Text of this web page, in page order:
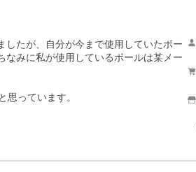
たが、自分が今まで使用していたボー
なみに私が使用しているボールは某メー
っています。